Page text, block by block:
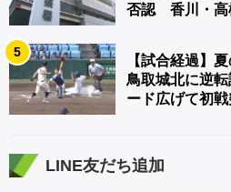
否認 香川・高
5
【試合経過】
鳥取城北に逆
ード広げて初
LINE友だち追加